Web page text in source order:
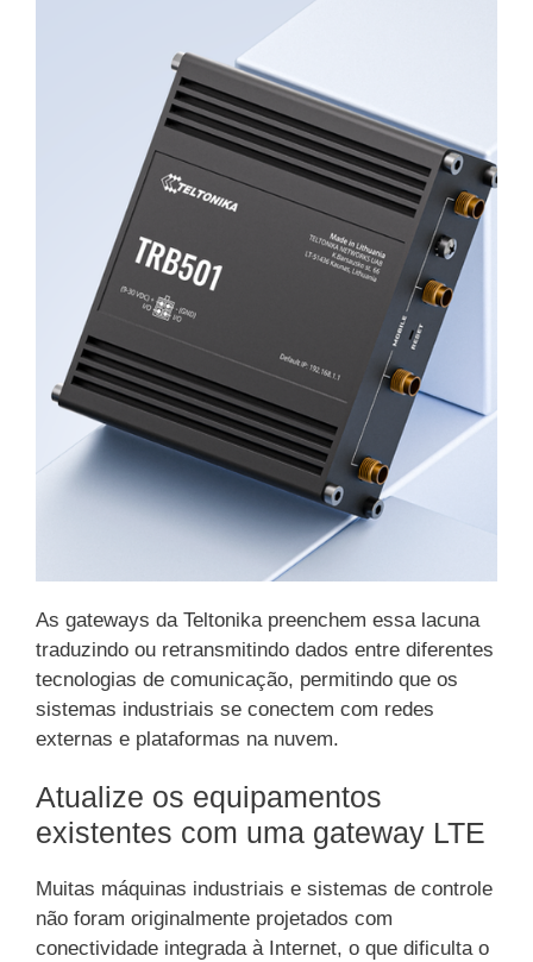
As gateways da Teltonika preenchem essa lacuna
traduzindo ou retransmitindo dados entre diferentes
tecnologias de comunicação, permitindo que os
sistemas industriais se conectem com redes
externas e plataformas na nuvem.
Atualize os equipamentos
existentes com uma gateway LTE
Muitas máquinas industriais e sistemas de controle
não foram originalmente projetados com
conectividade integrada à Internet, o que dificulta o